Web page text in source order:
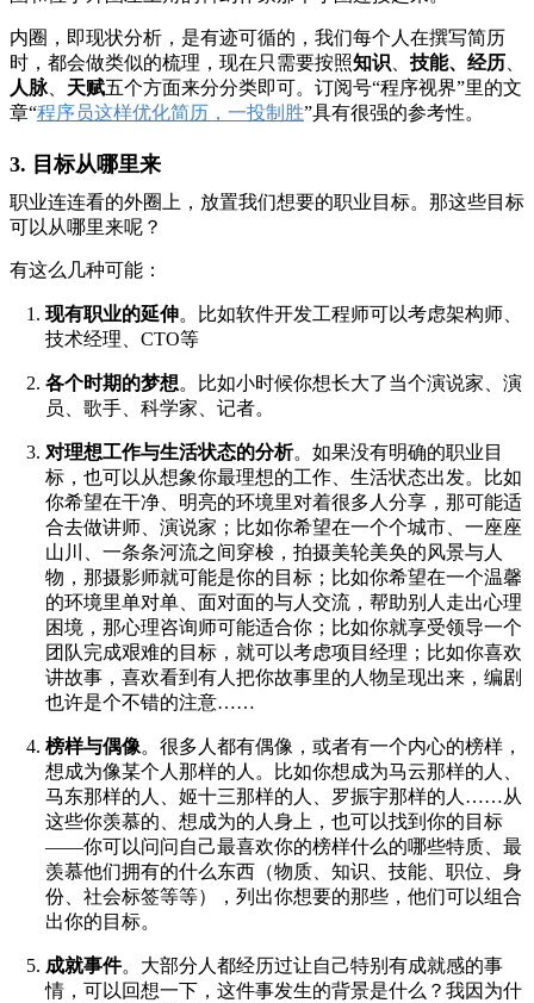
内圈，即现状分析，是有迹可循的，我们每个人在撰写简历
时，都会做类似的梳理，现在只需要按照知识 技能、 经历
人脉
天赋五个方面来分分类即可。订阅号“程序视界”里的文
章“程序员这样优化简历，一投制胜”具有很强的参考性。
3. 目标从哪里来
职业连连看的外圈上，放置我们想要的职业目标。那这些目标
可以从哪里来呢？
有这么几种可能：
现有职业的延伸。比如软件开发工程师可以考虑架构师、
技术经理、CTO等
各个时期的梦想。比如小时候你想长大了当个演说家、演
员、歌手、科学家、记者。
对理想工作与生活状态的分析。如果没有明确的职业目
标，也可以从想象你最理想的工作、生活状态出发。比如
你希望在干净、明亮的环境里对着很多人分享，那可能适
合去做讲师、演说家；比如你希望在一个个城市、一座座
山川、一条条河流之间穿梭，拍摄美轮美奂的风景与人
物，那摄影师就可能是你的目标；比如你希望在一个温馨
的环境里单对单、面对面的与人交流，帮助别人走出心理
困境，那心理咨询师可能适合你；比如你就享受领导一个
团队完成艰难的目标，就可以考虑项目经理；比如你喜欢
讲故事，喜欢看到有人把你故事里的人物呈现出来，编剧
也许是个不错的注意……
榜样与偶像。很多人都有偶像，或者有一个内心的榜样，
想成为像某个人那样的人。比如你想成为马云那样的人、
马东那样的人、姬十三那样的人、罗振宇那样的人……从
这些你羡慕的、想成为的人身上，也可以找到你的目标
——你可以问问自己最喜欢你的榜样什么的哪些特质、最
羡慕他们拥有的什么东西（物质、知识、技能、职位、身
份、社会标签等等），列出你想要的那些，他们可以组合
出你的目标。
成就事件。大部分人都经历过让自己特别有成就感的事
情，可以回想一下，这件事发生的背景是什么？我因为什